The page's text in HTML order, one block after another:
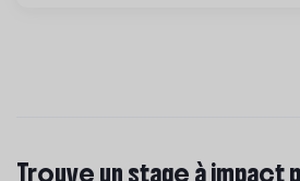
Trouve un stage à